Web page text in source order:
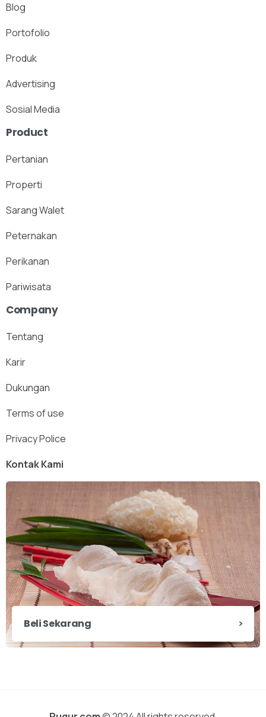
Blog
Portofolio
Produk
Advertising
Sosial Media
Product
Pertanian
Properti
Sarang Walet
Peternakan
Perikanan
Pariwisata
Company
Tentang
Karir
Dukungan
Terms of use
Privacy Police
Kontak Kami
Beli Sekarang